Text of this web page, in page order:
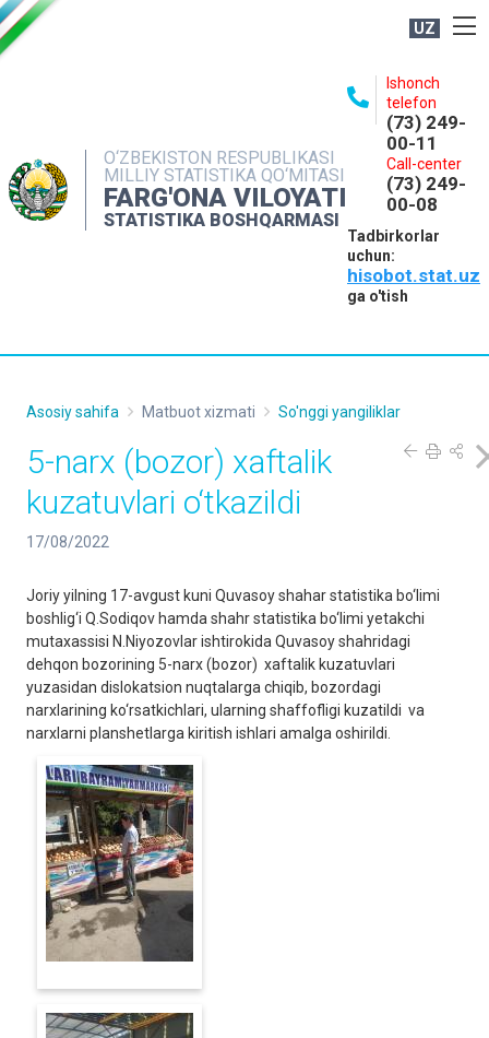
UZ
O‘ZBEKISTON RESPUBLIKASI
MILLIY STATISTIKA QO‘MITASI
FARG'ONA VILOYATI
STATISTIKA BOSHQARMASI
Ishonch
telefon
(73) 249-
00-11
Call-center
(73) 249-
00-08
Tadbirkorlar
uchun:
hisobot.stat.uz
ga o'tish
NASHRLAR
INTERAKTIV XIZMATLAR
MATBUOT XIZMATI
Asosiy sahifa Matbuot xizmati So'nggi yangiliklar
5-narx (bozor) xaftalik
kuzatuvlari o‘tkazildi
17/08/2022
Joriy yilning 17-avgust kuni Quvasoy shahar statistika bo‘limi
boshlig‘i Q.Sodiqov hamda shahr statistika bo‘limi yetakchi
mutaxassisi N.Niyozovlar ishtirokida Quvasoy shahridagi
dehqon bozorining 5-narx (bozor) xaftalik kuzatuvlari
yuzasidan dislokatsion nuqtalarga chiqib, bozordagi
narxlarining ko‘rsatkichlari, ularning shaffofligi kuzatildi va
narxlarni planshetlarga kiritish ishlari amalga oshirildi.